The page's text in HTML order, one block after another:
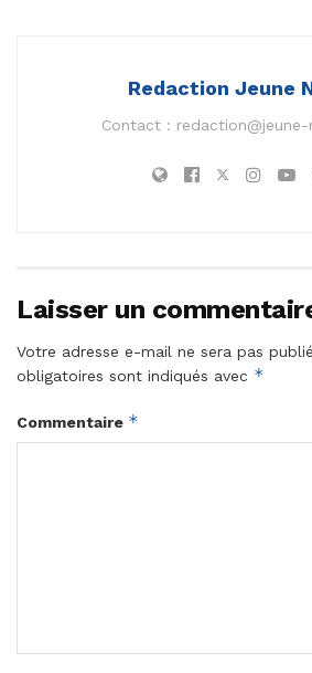
Redaction Jeune
Contact :
Laisser un
Votre adresse e-mail ne sera pas
obligatoires sont indiqués avec *
Commentaire *